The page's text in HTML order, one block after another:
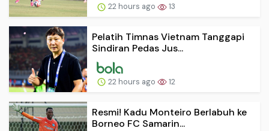
22 hours ago 13
Pelatih Timnas Vietnam Tanggapi
Sindiran Pedas Jus...
22 hours ago 12
Resmi! Kadu Monteiro Berlabuh ke
Borneo FC Samarin...